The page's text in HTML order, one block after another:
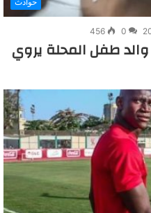
0
456
طفل المحلة يروي